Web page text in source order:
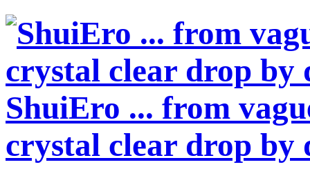
ShuiEro ... from
crystal clear drop by